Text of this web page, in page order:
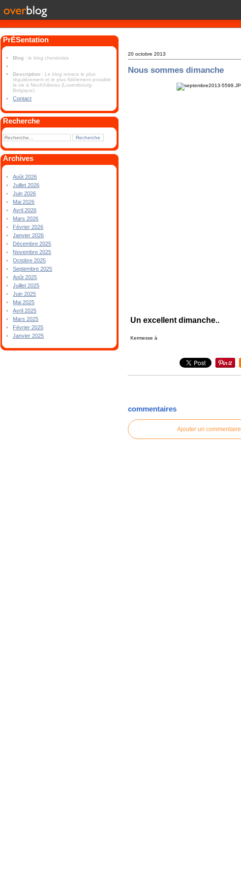
PrÉSentation
Blog : le blog chestrolais
Description : Le blog retrace le plus
régulièrement et le plus fidèlement possible
la vie à Neufchâteau (Luxembourg-
Belgique).
Contact
Recherche
Archives
Août 2026
Juillet 2026
Juin 2026
Mai 2026
Avril 2026
Mars 2026
Février 2026
Janvier 2026
Décembre 2025
Novembre 2025
Octobre 2025
Septembre 2025
Août 2025
Juillet 2025
Juin 2025
Mai 2025
Avril 2025
Mars 2025
Février 2025
Janvier 2025
20 octobre 2013
Nous sommes dimanche
Un excellent dimanche..
Kermesse à
commentaires
Ajouter un commentaire